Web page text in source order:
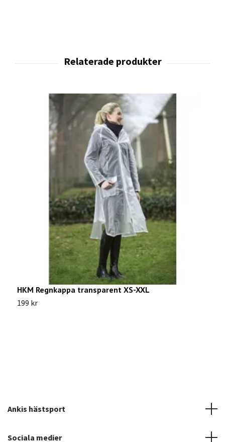
HKM Regnkappa transparent XS-XXL
199 kr
Ankis hästsport
Sociala medier